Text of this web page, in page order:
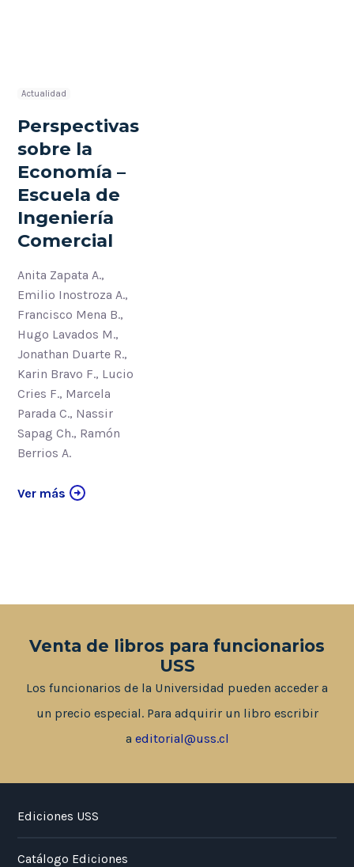
Actualidad
Perspectivas
sobre la
Economía –
Escuela de
Ingeniería
Comercial
Anita Zapata A.,
Emilio Inostroza A.,
Francisco Mena B.,
Hugo Lavados M.,
Jonathan Duarte R.,
Karin Bravo F., Lucio
Cries F., Marcela
Parada C., Nassir
Sapag Ch., Ramón
Berrios A.
Ver más
Venta de libros para funcionarios
USS
Los funcionarios de la Universidad pueden acceder a
un precio especial. Para adquirir un libro escribir
a editorial@uss.cl
Ediciones USS
Catálogo Ediciones